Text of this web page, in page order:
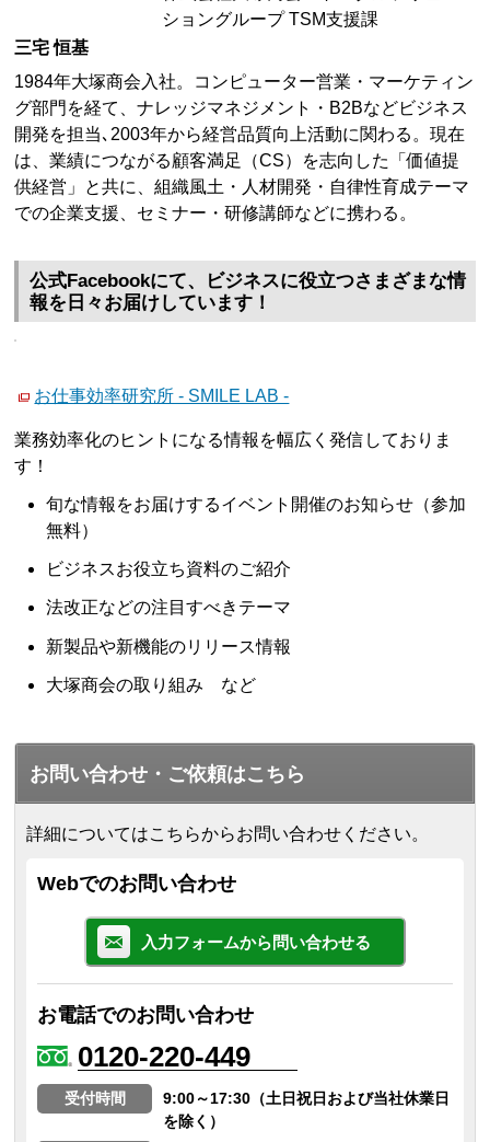
ショングループ TSM支援課
三宅 恒基
1984年大塚商会入社。コンピューター営業・マーケティン
グ部門を経て、ナレッジマネジメント・B2Bなどビジネス
開発を担当､2003年から経営品質向上活動に関わる。現在
は、業績につながる顧客満足（CS）を志向した「価値提
供経営」と共に、組織風土・人材開発・自律性育成テーマ
での企業支援、セミナー・研修講師などに携わる。
公式Facebookにて、ビジネスに役立つさまざまな情
報を日々お届けしています！
お仕事効率研究所 - SMILE LAB -
業務効率化のヒントになる情報を幅広く発信しておりま
す！
旬な情報をお届けするイベント開催のお知らせ（参加
無料）
ビジネスお役立ち資料のご紹介
法改正などの注目すべきテーマ
新製品や新機能のリリース情報
大塚商会の取り組み など
お問い合わせ・ご依頼はこちら
詳細についてはこちらからお問い合わせください。
Webでのお問い合わせ
入力フォームから問い合わせる
お電話でのお問い合わせ
0120-220-449
受付時間
9:00～17:30（土日祝日および当社休業日
を除く）